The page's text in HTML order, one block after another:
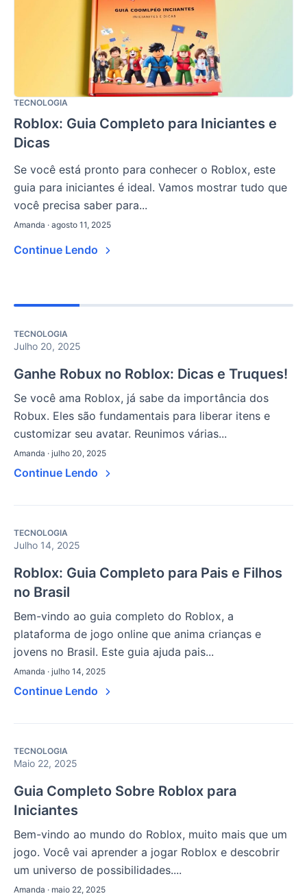
TECNOLOGIA
Roblox: Guia Completo para Iniciantes e
Dicas
Se você está pronto para conhecer o Roblox, este
guia para iniciantes é ideal. Vamos mostrar tudo que
você precisa saber para...
Amanda · agosto 11, 2025
Continue Lendo
TECNOLOGIA
Julho 20, 2025
Ganhe Robux no Roblox: Dicas e Truques!
Se você ama Roblox, já sabe da importância dos
Robux. Eles são fundamentais para liberar itens e
customizar seu avatar. Reunimos várias...
Amanda · julho 20, 2025
Continue Lendo
TECNOLOGIA
Julho 14, 2025
Roblox: Guia Completo para Pais e Filhos
no Brasil
Bem-vindo ao guia completo do Roblox, a
plataforma de jogo online que anima crianças e
jovens no Brasil. Este guia ajuda pais...
Amanda · julho 14, 2025
Continue Lendo
TECNOLOGIA
Maio 22, 2025
Guia Completo Sobre Roblox para
Iniciantes
Bem-vindo ao mundo do Roblox, muito mais que um
jogo. Você vai aprender a jogar Roblox e descobrir
um universo de possibilidades....
Amanda · maio 22, 2025